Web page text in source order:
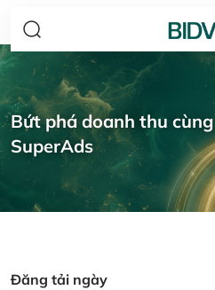
Bứt phá doanh thu
SuperAds
Đăng tải ngày